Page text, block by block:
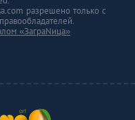
разрешено только с
«ЗаграNица»